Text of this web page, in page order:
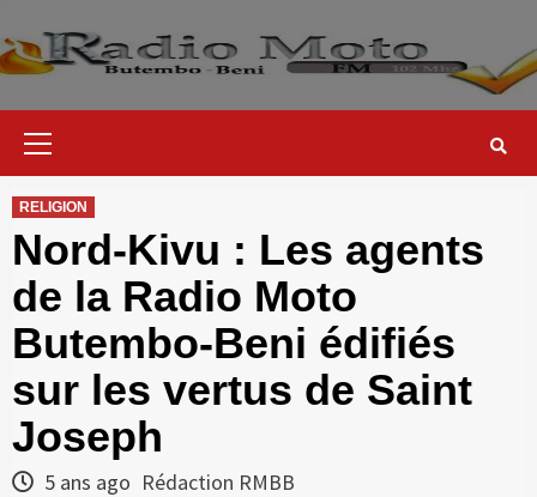
to
content
RELIGION
Nord-Kivu : Les agents
de la Radio Moto
Butembo-Beni édifiés
sur les vertus de Saint
Joseph
5 ans ago Rédaction RMBB